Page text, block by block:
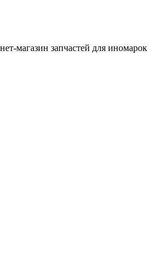
магазин запчастей для иномарок